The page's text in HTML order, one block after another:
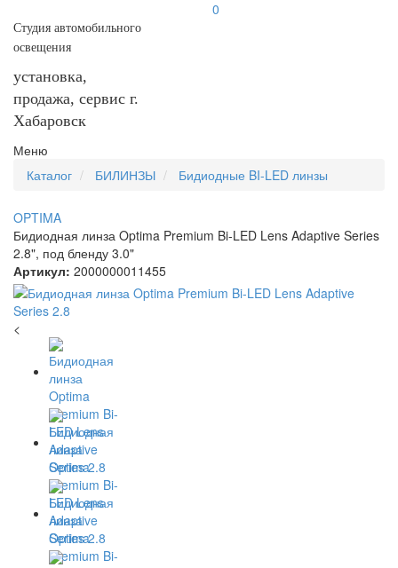
Студия автомобильного
освещения
установка,
продажа, сервис г.
Хабаровск
0
Меню
Каталог
БИЛИНЗЫ Бидиодные BI-LED линзы
OPTIMA
Бидиодная линза Optima Premium Bi-LED Lens Adaptive Series
2.8", под бленду 3.0"
Артикул: 2000000011455
<